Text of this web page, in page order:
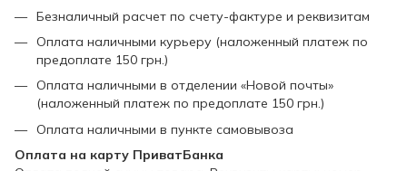
Безналичный расчет по счету-фактуре и реквизитам
Оплата наличными курьеру (наложенный платеж по
предоплате 150 грн.)
Оплата наличными в отделении «Новой почты»
(наложенный платеж по предоплате 150 грн.)
Оплата наличными в пункте самовывоза
Оплата на карту ПриватБанка